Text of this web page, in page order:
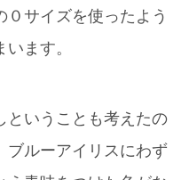
サイズを使ったよう
ます。
ということも考えたの
ブルーアイリスにわず